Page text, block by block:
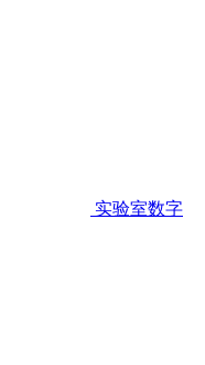
实验室数字